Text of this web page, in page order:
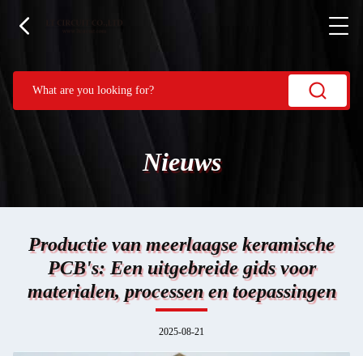
Nieuws
Productie van meerlaagse keramische
PCB's: Een uitgebreide gids voor
materialen, processen en toepassingen
2025-08-21